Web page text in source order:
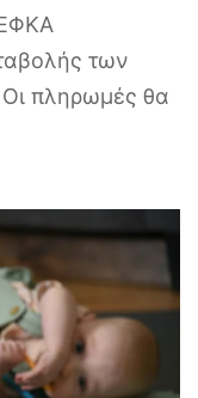
των
πληρωμές θα